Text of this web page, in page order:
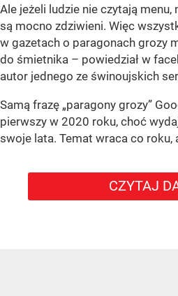
Ale jeżeli ludzie nie czytają
są mocno zdziwieni. Więc
w gazetach o paragonach grozy
do śmietnika – powiedział w
autor jednego ze świnoujskich
Samą frazę „paragony grozy”
pierwszy w 2020 roku, choć
swoje lata. Temat wraca co roku,
CZYTAJ